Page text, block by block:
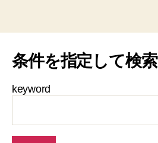
条件を指定して検索
keyword